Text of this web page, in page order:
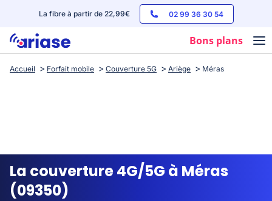
La fibre à partir de 22,99€ 02 99 36 30 54
Bons plans
Box internet
Streaming
Accueil Forfait mobile Couverture 5G Ariège Méras
La couverture 4G/5G à Méras
(09350)